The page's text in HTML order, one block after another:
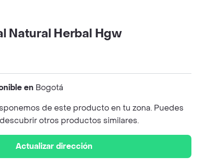
Natural Herbal Hgw
en Bogotá
de este producto en tu zona. Puedes
otros productos similares.
Actualizar dirección